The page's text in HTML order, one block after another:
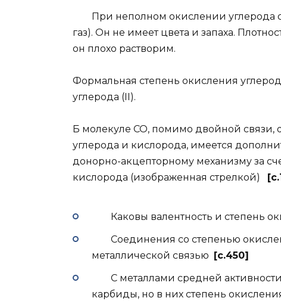
При неполном окислении углерода
газ). Он не имеет цвета и запаха.
он плохо растворим.
Формальная степень окисления
углерода (II).
Б молекуле СО, помимо двойной связи,
углерода и кислорода, имеется
донорно-акцепторному механизму за
кислорода (изображенная стрелкой)
Каковы валентность и степень
Соединения со степенью
металлической связью [c.450]
С металлами средней активности
карбиды, но в них степень